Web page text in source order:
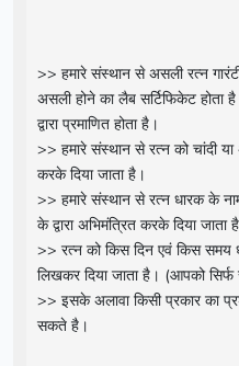
>> हमारे संस्थान से असली रत्न
असली होने का लैब सर्टिफिकेट होता
द्वारा प्रमाणित होता है।
>> हमारे संस्थान से रत्न को चांदी
करके दिया जाता है।
>> हमारे संस्थान से रत्न धारक के
के द्वारा अभिमंत्रित करके दिया जाता
>> रत्न को किस दिन एवं किस समय
लिखकर दिया जाता है। (आपको सिर्फ
>> इसके अलावा किसी प्रकार का
सकते है।